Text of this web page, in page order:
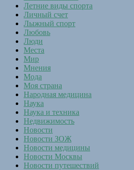
Летние виды спорта
Личный счет
Лыжный спорт
Любовь
Люди
Места
Мир
Мнения
Мода
Моя страна
Народная медицина
Наука
Наука и техника
Недвижимость
Новости
Новости ЗОЖ
Новости медицины
Новости Москвы
Новости путешествий